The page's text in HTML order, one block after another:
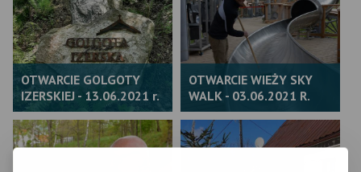
OTWARCIE GOLGOTY
IZERSKIEJ - 13.06.2021 r.
OTWARCIE WIEŻY SKY
WALK - 03.06.2021 R.